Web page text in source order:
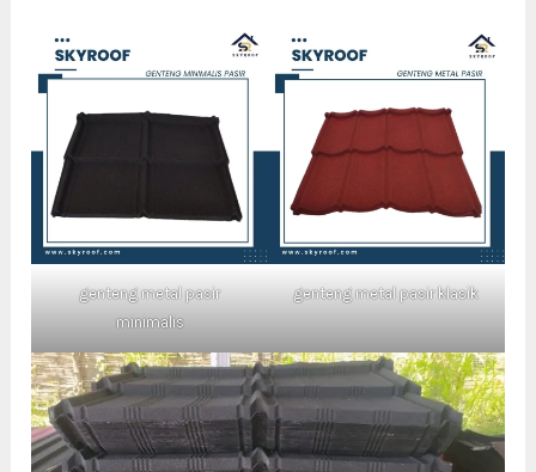
genteng metal pasir
minimalis
genteng metal pasir klasik